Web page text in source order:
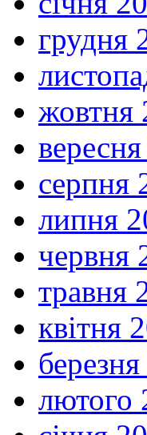
грудня
жовтня
серпня
липня
червня
травня
квітня
лютого